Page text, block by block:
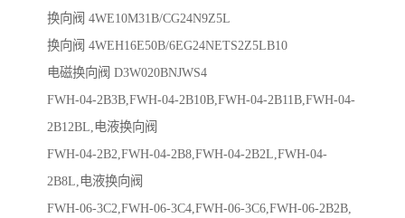
换向阀 4WE10M31B/CG24N9Z5L
换向阀 4WEH16E50B/6EG24NETS2Z5LB10
电磁换向阀 D3W020BNJWS4
FWH-04-2B3B,FWH-04-2B10B,FWH-04-2B11B,FWH-04-
2B12BL,电液换向阀
FWH-04-2B2,FWH-04-2B8,FWH-04-2B2L,FWH-04-
2B8L,电液换向阀
FWH-06-3C2,FWH-06-3C4,FWH-06-3C6,FWH-06-2B2B,